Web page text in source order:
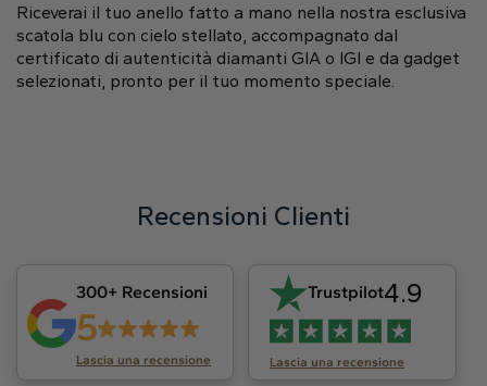
Riceverai il tuo anello fatto a mano nella nostra esclusiva
scatola blu con cielo stellato, accompagnato dal
certificato di autenticità diamanti GIA o IGI e da gadget
selezionati, pronto per il tuo momento speciale.
Recensioni Clienti
300+ Recensioni
5
Lascia una recensione
Trustpilot4.9
Lascia una recensione